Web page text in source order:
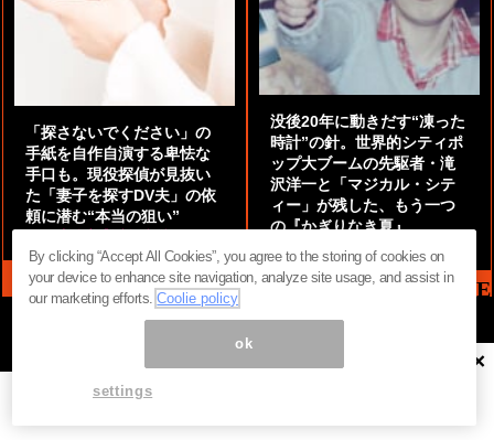
「探さないでください」の
手紙を自作自演する卑怯な
手口も。現役探偵が見抜い
た「妻子を探すDV夫」の依
頼に潜む“本当の狙い”
没後20年に動きだす“凍った
時計”の針。世界的シティポ
ップ大ブームの先駆者・滝
沢洋一と「マジカル・シテ
ィー」が残した、もう一つ
の『かぎりなき夏』
MAG2 NEWS HEADLINE
ページ内の商標は全て商標権者に属します。無断転載を禁じます。 ©
まぐまぐ！
×
By clicking “Accept All Cookies”, you agree to the storing of cookies on
your device to enhance site navigation, analyze site usage, and assist in
our marketing efforts.Coolie policy
ok
settings